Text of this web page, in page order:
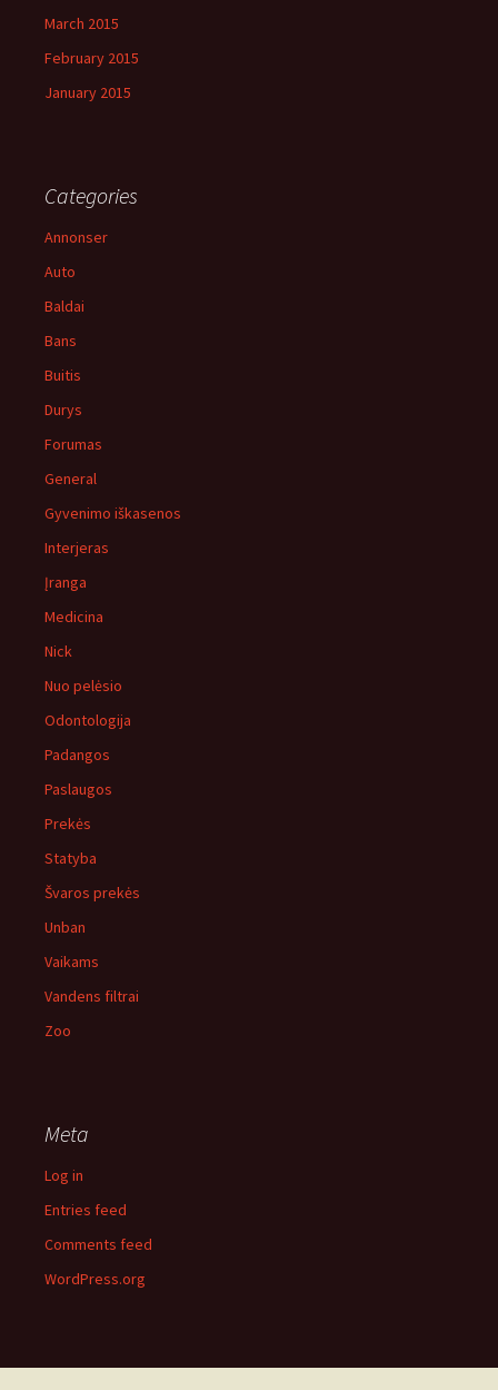
March 2015
February 2015
January 2015
Categories
Annonser
Auto
Baldai
Bans
Buitis
Durys
Forumas
General
Gyvenimo iškasenos
Interjeras
Įranga
Medicina
Nick
Nuo pelėsio
Odontologija
Padangos
Paslaugos
Prekės
Statyba
Švaros prekės
Unban
Vaikams
Vandens filtrai
Zoo
Meta
Log in
Entries feed
Comments feed
WordPress.org